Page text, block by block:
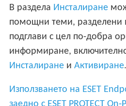
В раздела Инсталиране
помощни теми, разделени
подглави с цел по-добра
информиране,
Инсталиране иАктивиране.
Използването на ESET
заедно с ESET PROTECT On-